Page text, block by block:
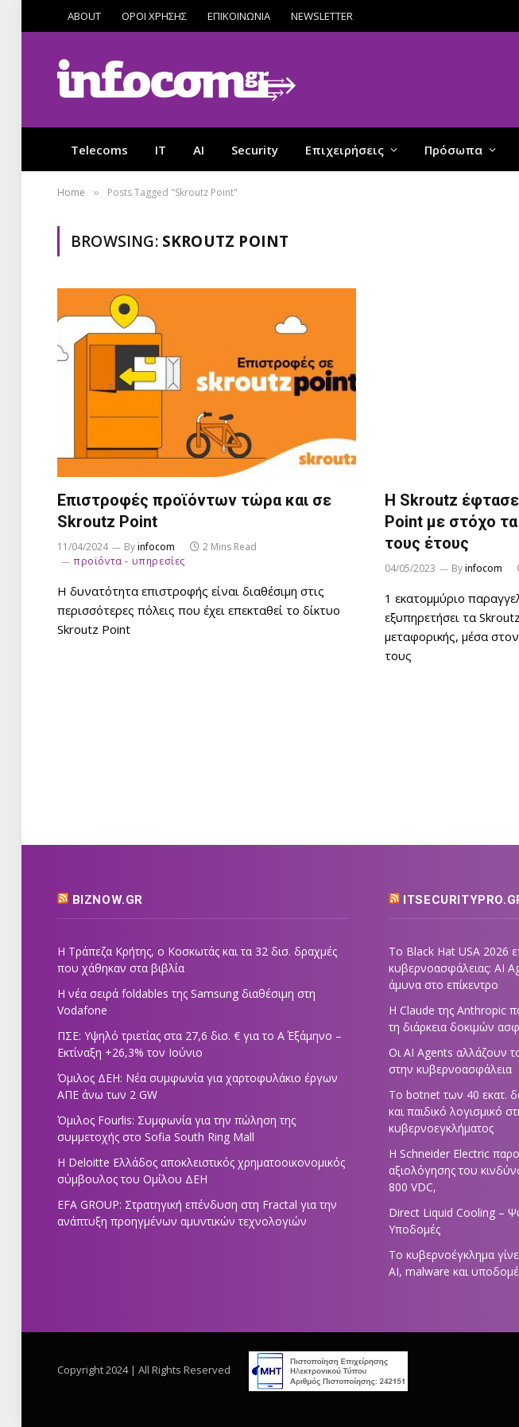
ABOUT ΟΡΟΙ ΧΡΗΣΗΣ ΕΠΙΚΟΙΝΩΝΙΑ NEWSLETTER
Telecoms IT AI Security Επιχειρήσεις Πρόσωπα
Home » Posts Tagged "Skroutz Point"
BROWSING: SKROUTZ POINT
Επιστροφές προϊόντων τώρα και σε
Skroutz Point
11/04/2024 Byinfocom
2 Mins Read
προϊόντα - υπηρεσίες
Η δυνατότητα επιστροφής είναι διαθέσιμη στις
περισσότερες πόλεις που έχει επεκταθεί το δίκτυο
Skroutz Point
Η Skroutz
Point με στόχο
τους έτους
04/05/2023 Byinfocom
1 εκατομμύριο
εξυπηρετήσει τα
μεταφορικής, μέσα
τους
BIZNOW.GR
Η Τράπεζα Κρήτης, ο Κοσκωτάς και τα 32 δισ. δραχμές
που χάθηκαν στα βιβλία
Η νέα σειρά foldables της Samsung διαθέσιμη στη
Vodafone
ΠΣΕ: Υψηλό τριετίας στα 27,6 δισ. € για το Α΄ Εξάμηνο –
Εκτίναξη +26,3% τον Ιούνιο
Όμιλος ΔΕΗ: Νέα συμφωνία για χαρτοφυλάκιο έργων
ΑΠΕ άνω των 2 GW
Όμιλος Fourlis: Συμφωνία για την πώληση της
συμμετοχής στο Sofia South Ring Mall
Η Deloitte Ελλάδος αποκλειστικός χρηματοοικονομικός
σύμβουλος του Ομίλου ΔΕΗ
EFA GROUP: Στρατηγική επένδυση στη Fractal για την
ανάπτυξη προηγμένων αμυντικών τεχνολογιών
Το Black Hat USA 2026
κυβερνοασφάλειας: AI
άμυνα στο επίκεντρο
Η Claude της Anthropic
τη διάρκεια δοκιμών
Οι AI Agents αλλάζουν
στην κυβερνοασφάλεια
Το botnet των 40 εκατ.
και παιδικό λογισμικό
κυβερνοεγκλήματος
Η Schneider Electric
αξιολόγησης του
800 VDC,
Direct Liquid Cooling –
Υποδομές
Το κυβερνοέγκλημα
AI, malware και
Copyright 2024 | All Rights Reserved